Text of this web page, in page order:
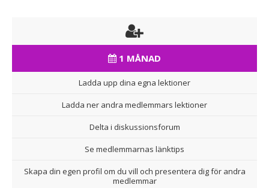
1 MÅNAD
Ladda upp dina egna lektioner
Ladda ner andra medlemmars lektioner
Delta i diskussionsforum
Se medlemmarnas länktips
Skapa din egen profil om du vill och presentera dig för andra
medlemmar